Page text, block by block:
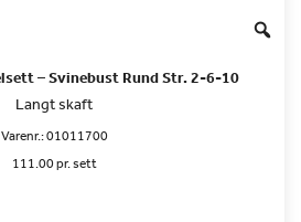
– Svinebust Rund Str. 2-6-10
Langt skaft
Varenr.:01011700
111.00 pr. sett